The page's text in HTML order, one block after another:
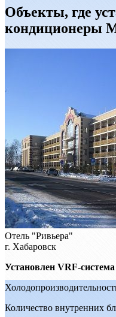
Объекты, где
кондиционеры
Отель "Ривьера"
г. Хабаровск
Установлен VRF-
Количество внутренних